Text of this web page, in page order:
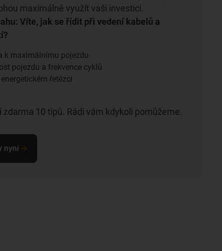
maximálně využít vaši investici.
Víte, jak se řídit při vedení kabelů a
k maximálnímu pojezdu
pojezdu a frekvence cyklů
řetězci
zdarma 10 tipů. Rádi vám kdykoli pomůžeme.
nyní